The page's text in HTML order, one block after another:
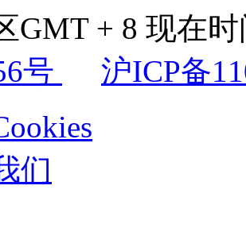
GMT + 8 现在
号
沪ICP备
们